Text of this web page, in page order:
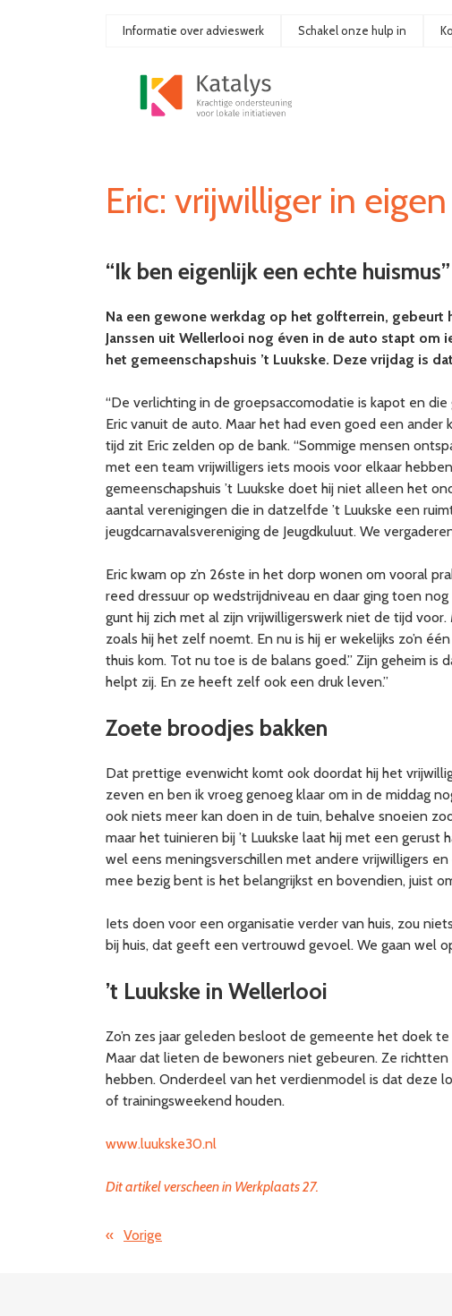
Informatie over advieswerk Schakel onze hulp in
Eric: vrijwilliger in
“Ik ben eigenlijk een echte huismus”
Na een gewone werkdag op het golfterrein, gebeurt
Janssen uit Wellerlooi nog éven in de auto stapt om
het gemeenschapshuis ’t Luukske. Deze vrijdag is
“De verlichting in de groepsaccomodatie is kapot en
Eric vanuit de auto. Maar het had even goed een ander
tijd zit Eric zelden op de bank. “Sommige mensen
met een team vrijwilligers iets moois voor elkaar
gemeenschapshuis ’t Luukske doet hij niet alleen het
aantal verenigingen die in datzelfde ’t Luukske een
jeugdcarnavalsvereniging de Jeugdkuluut. We
Eric kwam op z’n 26ste in het dorp wonen om vooral
reed dressuur op wedstrijdniveau en daar ging toen
gunt hij zich met al zijn vrijwilligerswerk niet de tijd
zoals hij het zelf noemt. En nu is hij er wekelijks zo’n
thuis kom. Tot nu toe is de balans goed.” Zijn geheim
helpt zij. En ze heeft zelf ook een druk leven.”
Zoete broodjes bakken
Dat prettige evenwicht komt ook doordat hij het
zeven en ben ik vroeg genoeg klaar om in de middag
ook niets meer kan doen in de tuin, behalve snoeien
maar het tuinieren bij ’t Luukske laat hij met een gerust
wel eens meningsverschillen met andere vrijwilligers
mee bezig bent is het belangrijkst en bovendien, juist
Iets doen voor een organisatie verder van huis, zou
bij huis, dat geeft een vertrouwd gevoel. We gaan wel
’t Luukske in Wellerlooi
Zo’n zes jaar geleden besloot de gemeente het doek
Maar dat lieten de bewoners niet gebeuren. Ze
hebben. Onderdeel van het verdienmodel is dat deze
of trainingsweekend houden.
www.luukske30.nl
Dit artikel verscheen in Werkplaats 27.
« Vorige